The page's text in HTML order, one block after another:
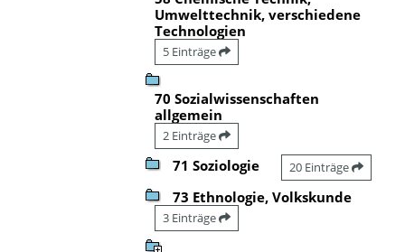
Umwelttechnik, verschiedene
Technologien
5 Einträge
70 Sozialwissenschaften
allgemein
2 Einträge
71 Soziologie 20 Einträge
73 Ethnologie, Volkskunde
3 Einträge